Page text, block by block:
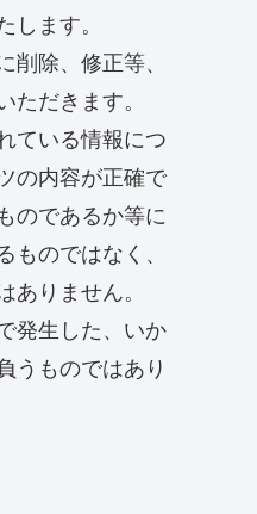
します。
削除、修正等、
ただきます。
ている情報につ
の内容が正確で
のであるか等に
ものではなく、
ありません。
発生した、いか
うものではあり